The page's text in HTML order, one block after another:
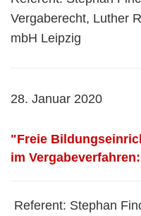
Vergaberecht, Luther
mbH Leipzig
28. Januar 2020
"Freie
im
Referent: Stephan